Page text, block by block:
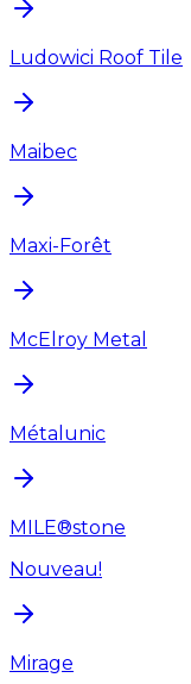
Ludowici Roof Tile
Maibec
Maxi-Forêt
McElroy Metal
Métalunic
MILE®stone
Nouveau!
Mirage